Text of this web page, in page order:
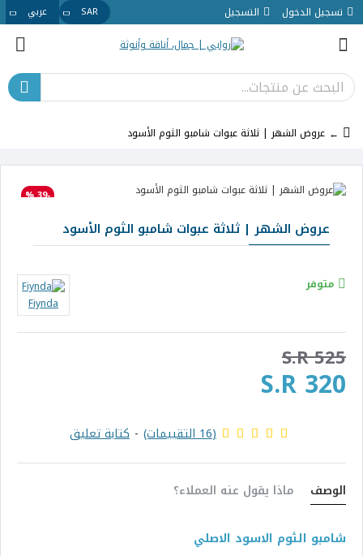
تسجيل الدخول التسجيل SAR عربي
عروض الشهر | ثلاثة عبوات شامبو الثوم الأسود
-39 %
عروض الشهر | ثلاثة عبوات شامبو الثوم الأسود
(16 التقييمات) - كتابة تعليق
S.R 320
S.R 525
متوفر
Fiynda
الوصف ماذا يقول عنه العملاء؟
شامبو الثوم الاسود الاصلي